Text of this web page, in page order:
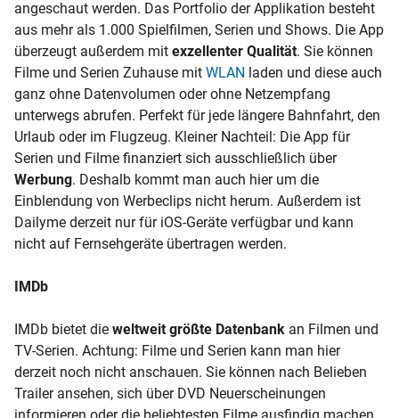
angeschaut werden. Das Portfolio der Applikation besteht
aus mehr als 1.000 Spielfilmen, Serien und Shows. Die App
überzeugt außerdem mit exzellenter Qualität. Sie können
Filme und Serien Zuhause mit WLAN laden und diese auch
ganz ohne Datenvolumen oder ohne Netzempfang
unterwegs abrufen. Perfekt für jede längere Bahnfahrt, den
Urlaub oder im Flugzeug. Kleiner Nachteil: Die App für
Serien und Filme finanziert sich ausschließlich über
Werbung. Deshalb kommt man auch hier um die
Einblendung von Werbeclips nicht herum. Außerdem ist
Dailyme derzeit nur für iOS-Geräte verfügbar und kann
nicht auf Fernsehgeräte übertragen werden.
IMDb
IMDb bietet die weltweit größte Datenbank an Filmen und
TV-Serien. Achtung: Filme und Serien kann man hier
derzeit noch nicht anschauen. Sie können nach Belieben
Trailer ansehen, sich über DVD Neuerscheinungen